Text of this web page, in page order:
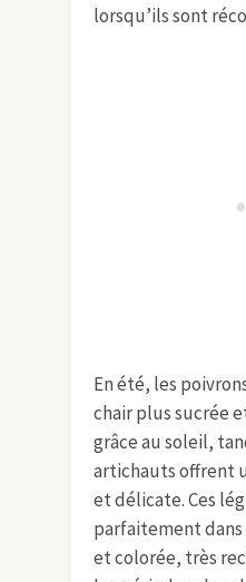
lorsqu’ils sont
En été, les
chair plus sucrée
grâce au soleil,
artichauts offrent
et délicate. Ces
parfaitement
et colorée, très